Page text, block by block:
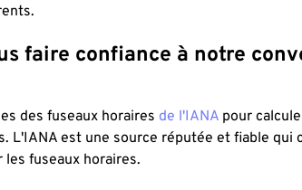
faire confiance à notre
des fuseaux horaires de l'IANA pour
L'IANA est une source réputée et fiable qui
fuseaux horaires.